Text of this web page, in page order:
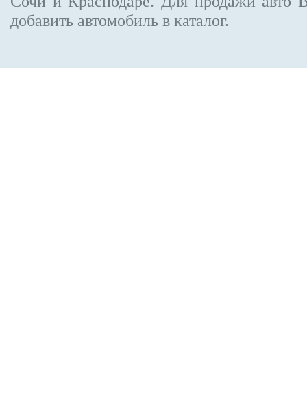
добавить автомобиль в каталог.